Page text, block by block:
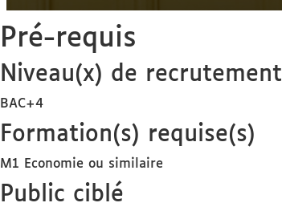
Pré-requis
Niveau(x) de recrutement
BAC+4
Formation(s) requise(s)
M1 Economie ou similaire
Public ciblé